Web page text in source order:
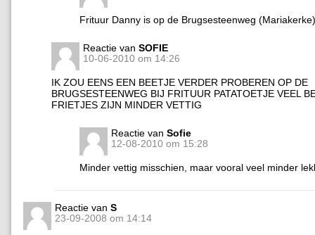
Frituur Danny is op de Brugsesteenweg
Reactie van SOFIE
10-06-2010 om 14:26
IK ZOU EENS EEN BEETJE VERDER PROBEREN OP DE
BRUGSESTEENWEG BIJ FRITUUR PATATOETJE VEEL
FRIETJES ZIJN MINDER VETTIG
Reactie van Sofie
12-08-2010 om 15:28
Minder vettig misschien, maar vooral veel minder
Reactie van S
23-09-2008 om 14:14